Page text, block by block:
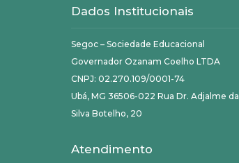
Dados Institucionais
Segoc – Sociedade Educacional
Governador Ozanam Coelho LTDA
CNPJ: 02.270.109/0001-74
Ubá, MG 36506-022 Rua Dr. Adjalme da
Silva Botelho, 20
Atendimento